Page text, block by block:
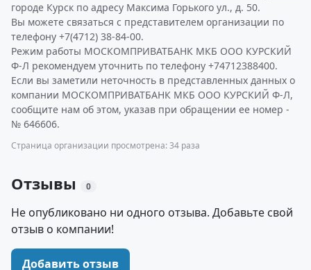
городе Курск по адресу Максима Горького ул., д. 50.
Вы можете связаться с представителем организации по
телефону +7(4712) 38-84-00.
Режим работы МОСКОМПРИВАТБАНК МКБ ООО КУРСКИЙ
Ф-Л рекомендуем уточнить по телефону +74712388400.
Если вы заметили неточность в представленных данных о
компании МОСКОМПРИВАТБАНК МКБ ООО КУРСКИЙ Ф-Л,
сообщите нам об этом, указав при обращении ее номер -
№ 646606.
Страница организации просмотрена: 34 раза
Отзывы 0
Не опубликовано ни одного отзыва. Добавьте свой
отзыв о компании!
Добавить отзыв